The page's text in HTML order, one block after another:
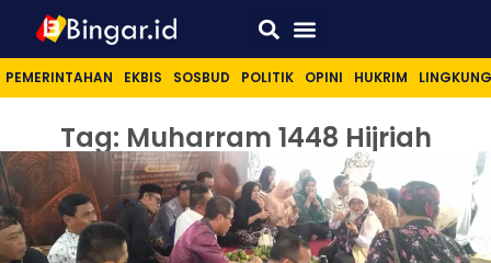
PEMERINTAHAN EKBIS SOSBUD POLITIK OPINI HUKRIM
Tag: Muharram 1448 Hijriah